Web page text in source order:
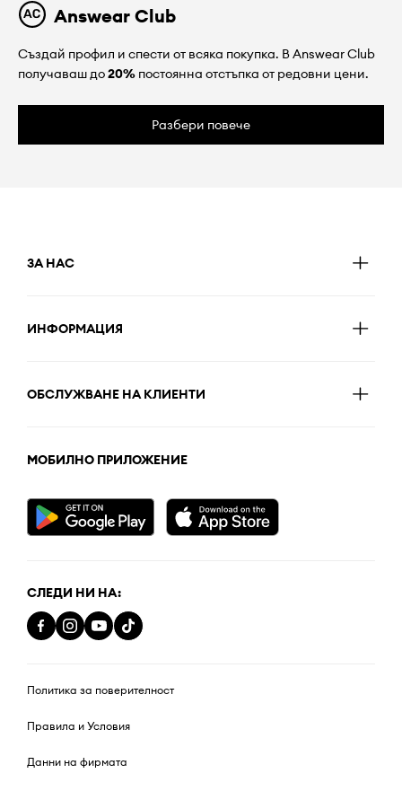
Answear Club
Създай профил и спести от всяка покупка. В Answear Club
получаваш до20% постоянна отстъпка от редовни цени.
Разбери повече
ЗА НАС
ИНФОРМАЦИЯ
ОБСЛУЖВАНЕ НА КЛИЕНТИ
МОБИЛНО ПРИЛОЖЕНИЕ
СЛЕДИ НИ НА:
Политика за поверителност
Правила и Условия
Данни на фирмата